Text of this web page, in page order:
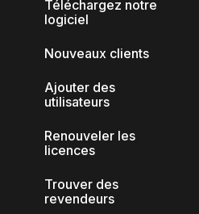
Téléchargez notre
logiciel
Nouveaux clients
Ajouter des
utilisateurs
Renouveler les
licences
Trouver des
revendeurs